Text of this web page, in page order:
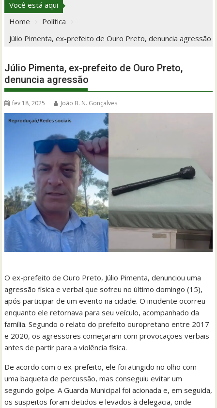
Você está aqui
Home
Política
Júlio Pimenta, ex-prefeito de Ouro Preto, denuncia agressão
Júlio Pimenta, ex-prefeito de Ouro Preto,
denuncia agressão
fev 18, 2025 João B. N. Gonçalves
O ex-prefeito de Ouro Preto, Júlio Pimenta, denunciou uma
agressão física e verbal que sofreu no último domingo (15),
após participar de um evento na cidade. O incidente ocorreu
enquanto ele retornava para seu veículo, acompanhado da
família. Segundo o relato do prefeito ouropretano entre 2017
e 2020, os agressores começaram com provocações verbais
antes de partir para a violência física.
De acordo com o ex-prefeito, ele foi atingido no olho com
uma baqueta de percussão, mas conseguiu evitar um
segundo golpe. A Guarda Municipal foi acionada e, em seguida,
os suspeitos foram detidos e levados à delegacia, onde